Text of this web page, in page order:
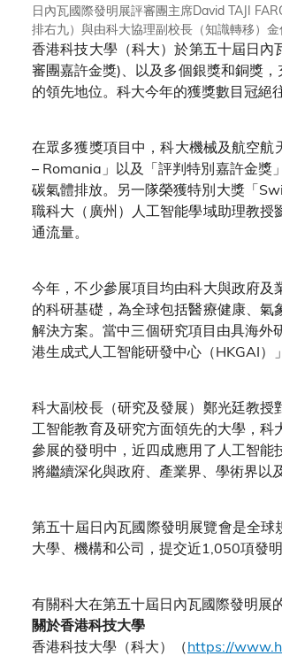
日內瓦國際發明展評審團主席David TAJI
排右九）與由科大協理副校長（知識轉移）
香港科技大學（科大）於第五十屆日
審團嘉許金獎)、以及多個銀獎和銅獎
的領先地位。科大今年的獲獎數目冠絕
在眾多獲獎項目中，科大機械及航空
– Romania」以及「評判特別嘉許金獎
碳氣體排放。另一隊榮獲特別大獎「
職科大（廣州）人工智能學域助理教
通流量。
今年，不少參展項目均由科大與政府
的科研基礎，為全球包括醫療健康、
解決方案。當中三個研究項目由具海外
港生成式人工智能研發中心（HKGAI）
科大副校長（研究及發展）鄭光廷教
工智能教育及研究方面領先的大學，
參展的發明中，近四成應用了人工智
將繼續深化與政府、產業界、學術界以
第五十屆日內瓦國際發明展覽會是全
大學、機構和公司，提交近1,050項發
有關科大在第五十屆日內瓦國際發明展
關於香港科技大學
香港科技大學（科大）（https://